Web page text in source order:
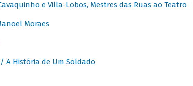
Cavaquinho e Villa-Lobos, Mestres das Ruas ao Teatro
Moraes
/ A História de Um Soldado